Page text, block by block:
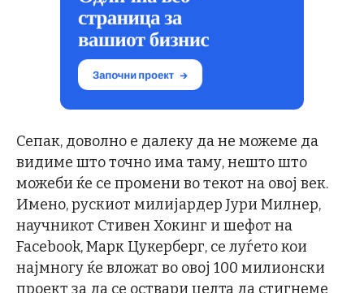
Сепак, доволно е далеку да не можеме да
видиме што точно има таму, нешто што
можеби ќе се промени во текот на овој век.
Имено, рускиот милијардер Јури Милнер,
научникот Стивен Хокинг и шефот на
Facebook, Марк Цукерберг, се луѓето кои
најмногу ќе вложат во овој 100 милионски
проект за да се оствари целта да стигнеме